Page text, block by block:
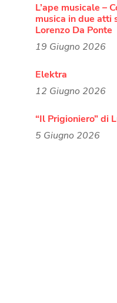
L’ape musicale –
musica in due atti
Lorenzo Da Ponte
19 Giugno 2026
Elektra
12 Giugno 2026
“Il Prigioniero” di
5 Giugno 2026